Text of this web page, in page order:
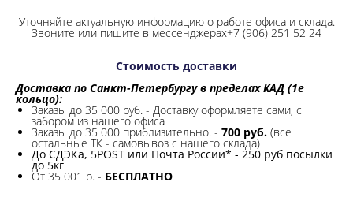
Уточняйте актуальную информацию о работе офиса и склада.
Звоните или пишите в мессенджерах+7 (906) 251 52 24
Стоимость доставки
Доставка по Санкт-Петербургу в пределах КАД (1е
кольцо):
Заказы до 35 000 руб. - Доставку оформляете сами, с
забором из нашего офиса
Заказы до 35 000 приблизительно. - 700 руб. (все
остальные ТК - самовывоз с нашего склада)
До СДЭКа, 5POST или Почта России* - 250 руб посылки
до 5кг
От 35 001 р. - БЕСПЛАТНО